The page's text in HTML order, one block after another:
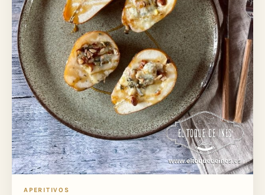
APERITIVOS